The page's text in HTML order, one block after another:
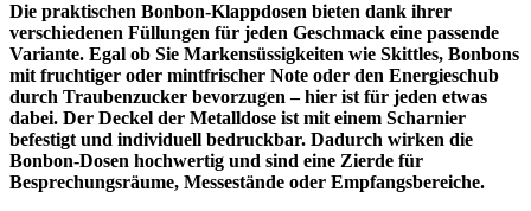
Die praktischen Bonbon-Klappdosen bieten dank ihrer
verschiedenen Füllungen für jeden Geschmack eine passende
Variante. Egal ob Sie Markensüssigkeiten wie Skittles, Bonbons
mit fruchtiger oder mintfrischer Note oder den Energieschub
durch Traubenzucker bevorzugen – hier ist für jeden etwas
dabei. Der Deckel der Metalldose ist mit einem Scharnier
befestigt und individuell bedruckbar. Dadurch wirken die
Bonbon-Dosen hochwertig und sind eine Zierde für
Besprechungsräume, Messestände oder Empfangsbereiche.